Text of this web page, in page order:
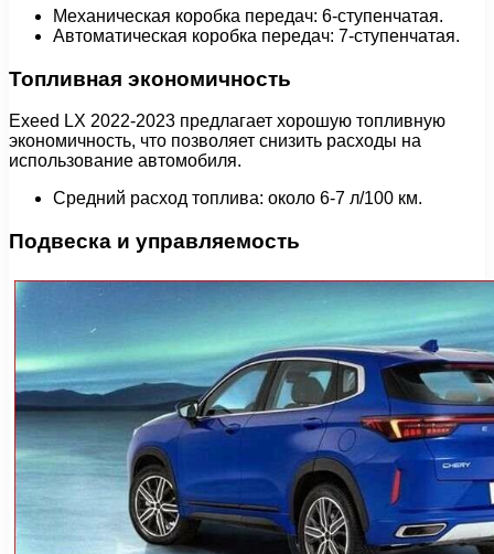
Механическая коробка передач: 6-ступенчатая.
Автоматическая коробка передач: 7-ступенчатая.
Топливная экономичность
Exeed LX 2022-2023 предлагает хорошую топливную
экономичность, что позволяет снизить расходы на
использование автомобиля.
Средний расход топлива: около 6-7 л/100 км.
Подвеска и управляемость